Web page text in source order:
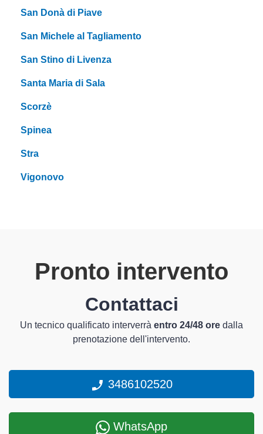
San Donà di Piave
San Michele al Tagliamento
San Stino di Livenza
Santa Maria di Sala
Scorzè
Spinea
Stra
Vigonovo
Pronto intervento
Contattaci
Un tecnico qualificato interverrà entro 24/48 ore dalla
prenotazione dell'intervento.
3486102520
WhatsApp